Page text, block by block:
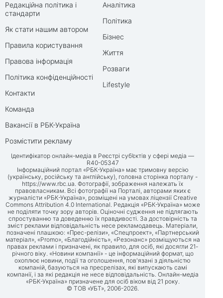
Редакційна політика і
стандарти
Як стати нашим автором
Правила користування
Правова інформація
Політика конфіденційності
Контакти
Команда
Вакансії в РБК-Україна
Розмістити рекламу
Аналітика
Політика
Бізнес
Життя
Розваги
Lifestyle
Ідентифікатор онлайн-медіа в Реєстрі суб’єктів у сфері медіа —
R40-05347
Інформаційний портал «РБК-Україна» має тримовну версію
(українську, російську та англійську), головна сторінка порталу -
https://www.rbc.ua. Фотографії, зображення належать їх
правовласникам. Всі фотографії на Порталі, авторами яких є
журналісти «РБК-Україна», розміщені на умовах ліцензії Creative
Commons Attribution 4.0 International. Редакція «РБК-Україна» може
не поділяти точку зору авторів. Оціночні судження не підлягають
спростуванню та доведенню їх правдивості. За достовірність та
зміст реклами відповідальність несе рекламодавець. Матеріали,
позначені плашкою: «Прес-релізи», «Спецпроект», «Партнерський
матеріал», «Promo», «Благодійність», «Резонанс» розміщуються на
правах реклами і призначені, як правило, для осіб, які досягли 21-
річного віку. «Новини компанії» - це інформаційний формат, що
охоплює новини, події та оголошення, пов'язані з діяльністю
компаній, базуються на пресрелізах, які випускають самі
компанії, і за які редакція не несе відповідальність. Онлайн-медіа
«РБК-Україна» призначене для осіб віком від 21 року.
© ТОВ «УБТ», 2006-2026.